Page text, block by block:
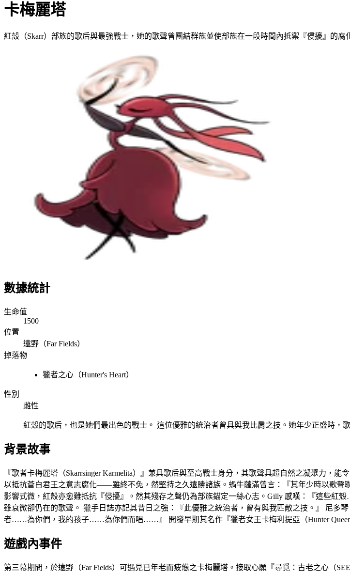
卡梅麗塔
紅殼（Skarr）部族的歌后與最強戰士，她的歌聲曾團結群族並使部族在一段時間內抵禦『侵擾』的腐
數據統計
生命值
1500
位置
遠野（Far Fields）
掉落物
獵者之心（Hunter's Heart）
性別
雌性
紅殼的歌后，也是她們最出色的戰士。 這位優雅的統治者曾具與我比肩之技。她年少正盛時，
背景故事
『歌者卡梅麗塔（Skarrsinger Karmelita）』兼具歌后與至高戰士身分，其歌聲具超自然之凝聚力，
以抵抗蒼白君王之意志腐化——雖終不免，然堅持之久遠勝諸族。蝸牛薩滿曾言：『其年少時以歌
影響式微，紅殼亦愈難抵抗『侵擾』。然其殘存之聲仍為部族錨定一絲心志。Gilly 感嘆：『這些
雖衰微卻仍在的歌聲。 獵手日誌亦記其昔日之強：『此優雅之統治者，曾有與我匹敵之技。』 尼
者……為你們，我的孩子……為你們而唱……』 開發早期其名作『獵者女王卡梅利提亞（Hunter Queen
遊戲內事件
第三幕期間，於遠野（Far Fields）可遇見已年老而疲憊之卡梅麗塔。接取心願『尋覓：古老之心（